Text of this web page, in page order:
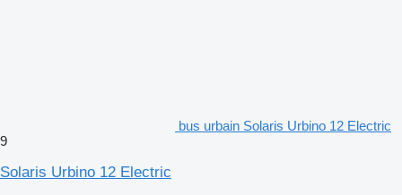
bus urbain Solaris Urbino 12 Electric
9
Solaris Urbino 12 Electric